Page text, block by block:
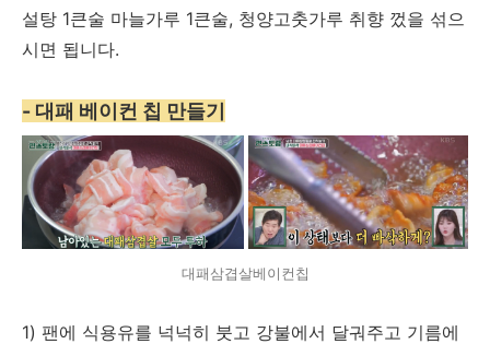
설탕 1큰술 마늘가루 1큰술, 청양고춧가루 취향 껐을 섞으
시면 됩니다.
- 대패 베이컨 칩 만들기
대패삼겹살베이컨칩
1) 팬에 식용유를 넉넉히 붓고 강불에서 달궈주고 기름에